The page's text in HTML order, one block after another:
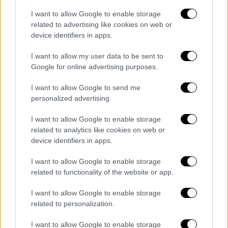
I want to allow Google to enable storage
related to advertising like cookies on web or
device identifiers in apps.
I want to allow my user data to be sent to
Google for online advertising purposes.
I want to allow Google to send me
personalized advertising.
I want to allow Google to enable storage
related to analytics like cookies on web or
device identifiers in apps.
I want to allow Google to enable storage
related to functionality of the website or app.
I want to allow Google to enable storage
related to personalization.
I want to allow Google to enable storage
video
την ίδια ακριβώς βαθμολογία απάντησαν με
μια φωνή: «Ήταν πολύ περίεργο, αλλά και
πολύ ωραίο».